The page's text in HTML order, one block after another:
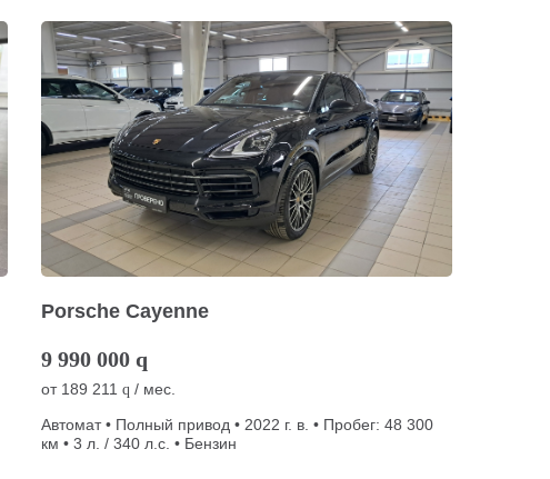
Porsche Cayenne
9 990 000 q
от 189 211 q / мес.
Автомат • Полный привод • 2022 г. в. • Пробег: 48 300
км • 3 л. / 340 л.с. • Бензин